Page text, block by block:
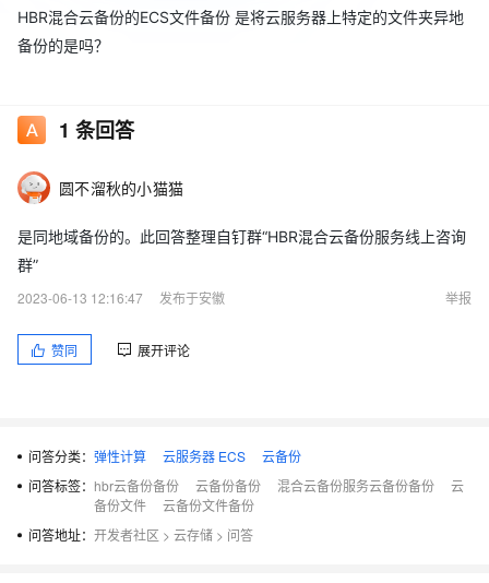
HBR混合云备份的ECS文件备份 是将云服务器上特定的文件夹异地
备份的是吗？
1 条回答
圆不溜秋的小猫猫
是同地域备份的。此回答整理自钉群“HBR混合云备份服务线上咨询
群”
2023-06-13 12:16:47
发布于安徽 举报
赞同 展开评论
问答分类： 弹性计算 云服务器 ECS
云备份
问答标签： hbr云备份备份 云备份备份 混合云备份服务云备份备份
云
备份文件
云备份文件备份
问答地址： 开发者社区 > 云存储 > 问答